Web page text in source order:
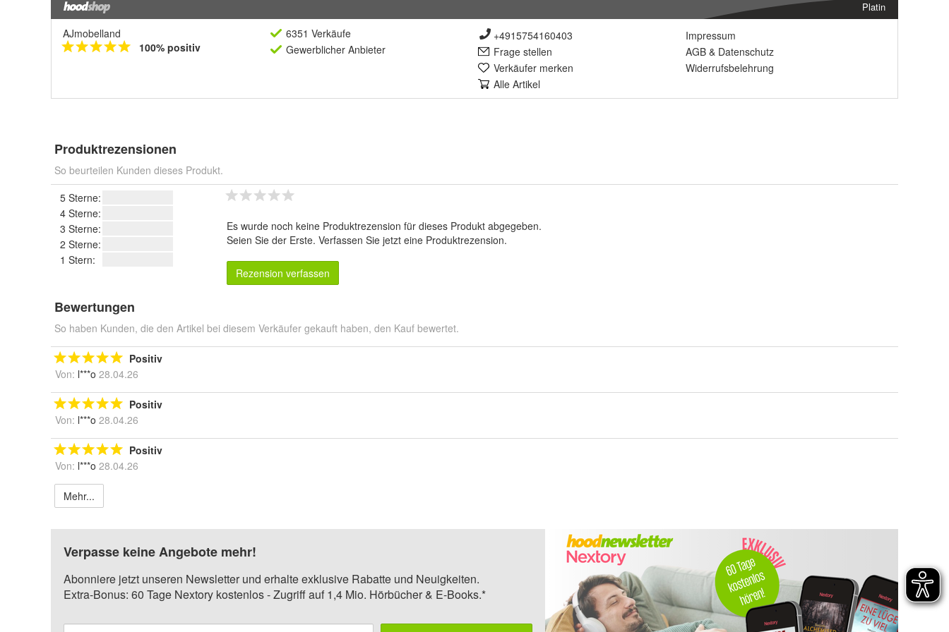
Platin
AJmobelland
100% positiv
6351 Verkäufe
Gewerblicher Anbieter
+4915754160403
Frage stellen
Verkäufer merken
Alle Artikel
Impressum
AGB & Datenschutz
Widerrufsbelehrung
Produktrezensionen
So beurteilen Kunden dieses Produkt.
5 Sterne:
4 Sterne:
3 Sterne:
2 Sterne:
1 Stern:
Es wurde noch keine Produktrezension für dieses Produkt abgegeben.
Seien Sie der Erste. Verfassen Sie jetzt eine Produktrezension.
Rezension verfassen
Bewertungen
So haben Kunden, die den Artikel bei diesem Verkäufer gekauft haben, den Kauf bewertet.
Positiv
Von: l***o 28.04.26
Positiv
Von: l***o 28.04.26
Positiv
Von: l***o 28.04.26
Mehr...
Verpasse keine Angebote mehr!
Abonniere jetzt unseren Newsletter und erhalte exklusive Rabatte und Neuigkeiten.
Extra-Bonus: 60 Tage Nextory kostenlos - Zugriff auf 1,4 Mio. Hörbücher & E-Books.*